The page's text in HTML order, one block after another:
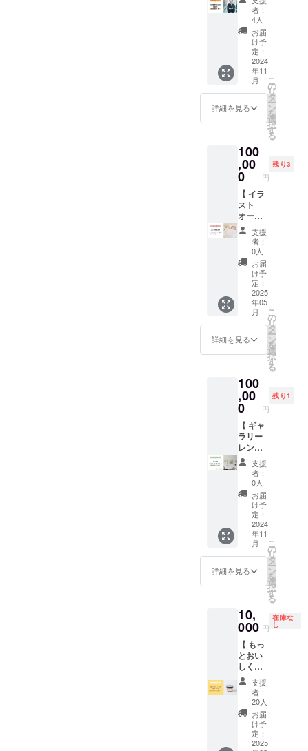
コー
ヒー
豆、原
産地：
ブラジ
ル、生
産者：
ETSUK
MURA
O ロー
ずく ■
みその
フィナ
ンシェ
詳細
ギャラ
リーカ
フェふ
くのオ
リジナ
ル商品
です ・
名称：
みその
フィナ
内容
量：
存方
法：直
射日
光、高
温多湿
をさけ
常温で
保存・
賞味期
限：製
造より
月 ・原
材料：
砂糖
（国内
造）、
バ
ご、薄
力粉、
黒糖、
麦味
噌、白
味噌、
胡桃、
片栗
粉/BP（
一部に
小麦、
卵、乳
字以
内） ・
企業名
や団体
名でも
OKです
（実名
でなく
いませ
ん） ・
ない場
合は備
考欄に
「な
し」と
記載く
ださい
・ロゴ
データ
などは
掲載で
きませ
ん ・掲
載でき
ないよ
うな文
希望さ
れた場
させて
いただ
きます
※ 上乗
せ支援
も大歓
迎です
※ 応援
コメン
トも励
みにな
ります
お支払
いにも
ご利用
いただ
けます
※ 利用
券は泊
まれる
ギャラ
リー
ン直前
にお届
けしま
す ※ 電
子チ
ケット
での発
行にな
ります
※ 発行
より１
年間利
用可能
です ※
譲渡可
能 ※ 利
用方法
につき
連絡差
し上げ
ます ※
上乗せ
支援も
大歓迎
です ※
応援コ
メント
も励み
になり
ます
利用券
をお届
けしま
す。 ▼
リター
ン内容
・利用
25,000
円分
利用相
当金額
分） ・
お礼の
メール
※ 宿泊
以外の
お支払
いにも
ご利用
いただ
けます
※ 利用
券は泊
まれる
ギャラ
リー
「は
にお届
けしま
す ※ 電
子チ
ケット
での発
行にな
ります
※ 発行
より１
年間利
用可能
です ※
譲渡可
能 ※ 利
用方法
につき
まして
し上げ
ます ※
上乗せ
支援も
大歓迎
です ※
応援コ
メント
も励み
になり
ます
援いた
だき、
ありが
とうご
ざいま
す！ ご
支援い
ただい
た方の
お名前
を施設
内に掲
ていた
だきま
す。 ▼
リター
ン内容
・施設
内にお
名前を
掲載 ・
お礼の
メール
▼ 注意
事項 ・
掲載期
間は、
2024年
11月〜
2025年
11月の
１年間
掲載を
希望す
る名前
を「備
考欄」
にご記
入くだ
さい
（15文
字以
内） ・
企業名
や団体
名でも
OKです
（実名
でなく
ても構
いませ
ん） ・
望され
ない場
合は備
考欄に
「な
し」と
記載く
ださい
・ロゴ
データ
や絵文
字は使
用不可
者：
4人
お届
け予
定：
2024
年11
月
詳細を見る
こ
の
リ
タ
ー
ン
を
選
択
す
る
100
,00
0 円
残り3
【 イラ
スト
オー
ダープ
ラン！
いただ
き、あ
りがと
うござ
いま
す！ プ
ロジェ
クト
オー
ナーで
トレー
ターの
ひやま
ちさと
にイラ
ストを
オー
ダーで
きま
す。 ▼
リター
ン内容
・イラ
スト
オー
ダー権
（1回
分） ・
お礼の
メール
スト
オー
ダー権
詳細 ・
依頼可
能な内
容：
ショッ
プやプ
ロジェ
クトの
ロゴイ
ラスト
支援
者：
0人
お届
け予
定：
2025
年05
月
詳細を見る
こ
の
リ
タ
ー
ン
を
選
択
す
る
100
,00
0 円
残り1
【 ギャ
ラリー
レンタ
ルプラ
ン！ 】
応援い
ただ
き、あ
りがと
うござ
いま
す！
ギャラ
リーカ
フェふ
くで展
ひらく
ことが
できる
プラン
です。
▼リ
ターン
内容 ・
ギャラ
リーレ
ンタル
権（1回
分） ・
支援
者：
0人
お届
け予
定：
2024
年11
月
詳細を見る
こ
の
リ
タ
ー
ン
を
選
択
す
る
10,
000 円
在庫な
し
【 もっ
とおい
しく応
援！ 】
応援い
ただ
き、あ
りがと
うござ
いま
支援
者：
20人
お届
け予
定：
2025